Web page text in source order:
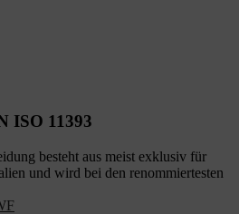
ISO 11393
besteht aus meist exklusiv für
und wird bei den renommiertesten